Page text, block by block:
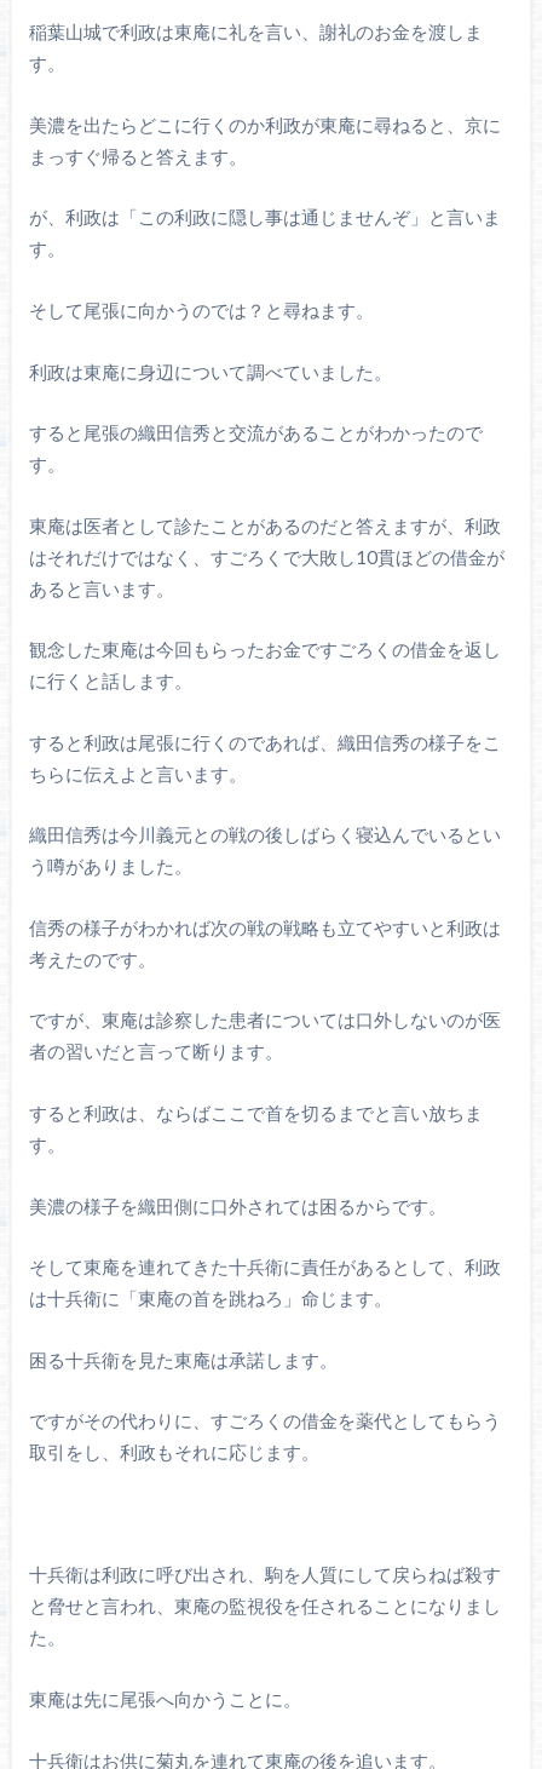
稲葉山城で利政は東庵に礼を言い、謝礼のお金を渡しま
す。
美濃を出たらどこに行くのか利政が東庵に尋ねると、京に
まっすぐ帰ると答えます。
が、利政は「この利政に隠し事は通じませんぞ」と言いま
す。
そして尾張に向かうのでは？と尋ねます。
利政は東庵に身辺について調べていました。
すると尾張の織田信秀と交流があることがわかったので
す。
東庵は医者として診たことがあるのだと答えますが、利政
はそれだけではなく、すごろくで大敗し10貫ほどの借金が
あると言います。
観念した東庵は今回もらったお金ですごろくの借金を返し
に行くと話します。
すると利政は尾張に行くのであれば、織田信秀の様子をこ
ちらに伝えよと言います。
織田信秀は今川義元との戦の後しばらく寝込んでいるとい
う噂がありました。
信秀の様子がわかれば次の戦の戦略も立てやすいと利政は
考えたのです。
ですが、東庵は診察した患者については口外しないのが医
者の習いだと言って断ります。
すると利政は、ならばここで首を切るまでと言い放ちま
す。
美濃の様子を織田側に口外されては困るからです。
そして東庵を連れてきた十兵衛に責任があるとして、利政
は十兵衛に「東庵の首を跳ねろ」命じます。
困る十兵衛を見た東庵は承諾します。
ですがその代わりに、すごろくの借金を薬代としてもらう
取引をし、利政もそれに応じます。
十兵衛は利政に呼び出され、駒を人質にして戻らねば殺す
と脅せと言われ、東庵の監視役を任されることになりまし
た。
東庵は先に尾張へ向かうことに。
十兵衛はお供に菊丸を連れて東庵の後を追います。